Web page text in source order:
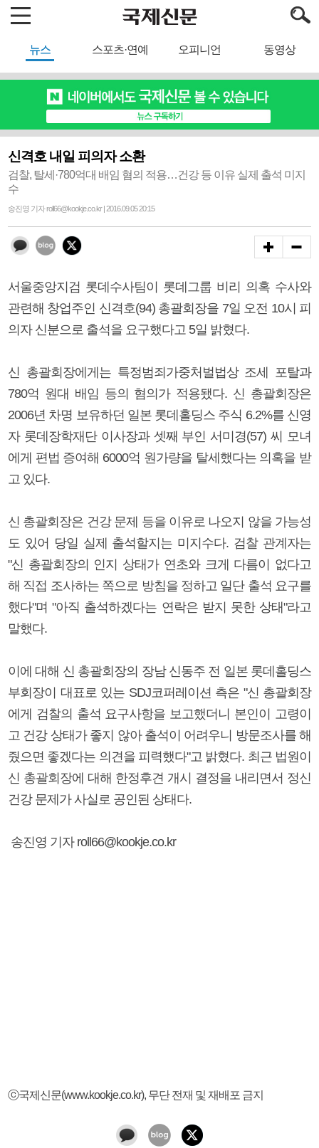
뉴스 스포츠·연예 오피니언 동영상
신격호 내일 피의자 소환
검찰, 탈세·780억대 배임 혐의 적용…건강 등 이유 실제 출석 미지
수
송진영 기자 roll66@kookje.co.kr | 2016.09.05 20:15
서울중앙지검 롯데수사팀이 롯데그룹 비리 의혹 수사와
관련해 창업주인 신격호(94) 총괄회장을 7일 오전 10시 피
의자 신분으로 출석을 요구했다고 5일 밝혔다.
신 총괄회장에게는 특정범죄가중처벌법상 조세 포탈과
780억 원대 배임 등의 혐의가 적용됐다. 신 총괄회장은
2006년 차명 보유하던 일본 롯데홀딩스 주식 6.2%를 신영
자 롯데장학재단 이사장과 셋째 부인 서미경(57) 씨 모녀
에게 편법 증여해 6000억 원가량을 탈세했다는 의혹을 받
고 있다.
신 총괄회장은 건강 문제 등을 이유로 나오지 않을 가능성
도 있어 당일 실제 출석할지는 미지수다. 검찰 관계자는
"신 총괄회장의 인지 상태가 연초와 크게 다름이 없다고
해 직접 조사하는 쪽으로 방침을 정하고 일단 출석 요구를
했다"며 "아직 출석하겠다는 연락은 받지 못한 상태"라고
말했다.
이에 대해 신 총괄회장의 장남 신동주 전 일본 롯데홀딩스
부회장이 대표로 있는 SDJ코퍼레이션 측은 "신 총괄회장
에게 검찰의 출석 요구사항을 보고했더니 본인이 고령이
고 건강 상태가 좋지 않아 출석이 어려우니 방문조사를 해
줬으면 좋겠다는 의견을 피력했다"고 밝혔다. 최근 법원이
신 총괄회장에 대해 한정후견 개시 결정을 내리면서 정신
건강 문제가 사실로 공인된 상태다.
송진영 기자 roll66@kookje.co.kr
ⓒ국제신문(www.kookje.co.kr), 무단 전재 및 재배포 금지